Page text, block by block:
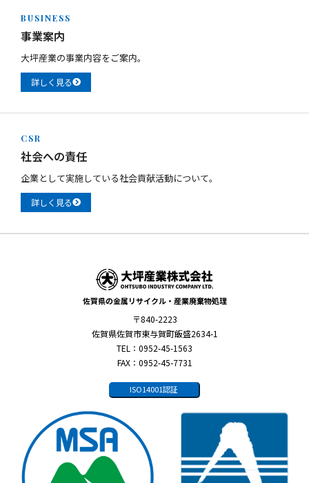
BUSINESS
事業案内
大坪産業の事業内容をご案内。
詳しく見る
CSR
社会への責任
企業として実施している社会貢献活動について。
詳しく見る
佐賀県の金属リサイクル・産業廃棄物処理
〒840-2223
佐賀県佐賀市東与賀町飯盛2634-1
TEL：0952-45-1563
FAX：0952-45-7731
ISO14001認証